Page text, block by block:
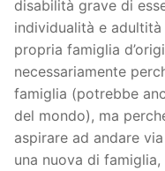
disabilità grave di
individualità e
propria famiglia
necessariamente
famiglia (potrebbe
del mondo), ma
aspirare ad andare
una nuova di